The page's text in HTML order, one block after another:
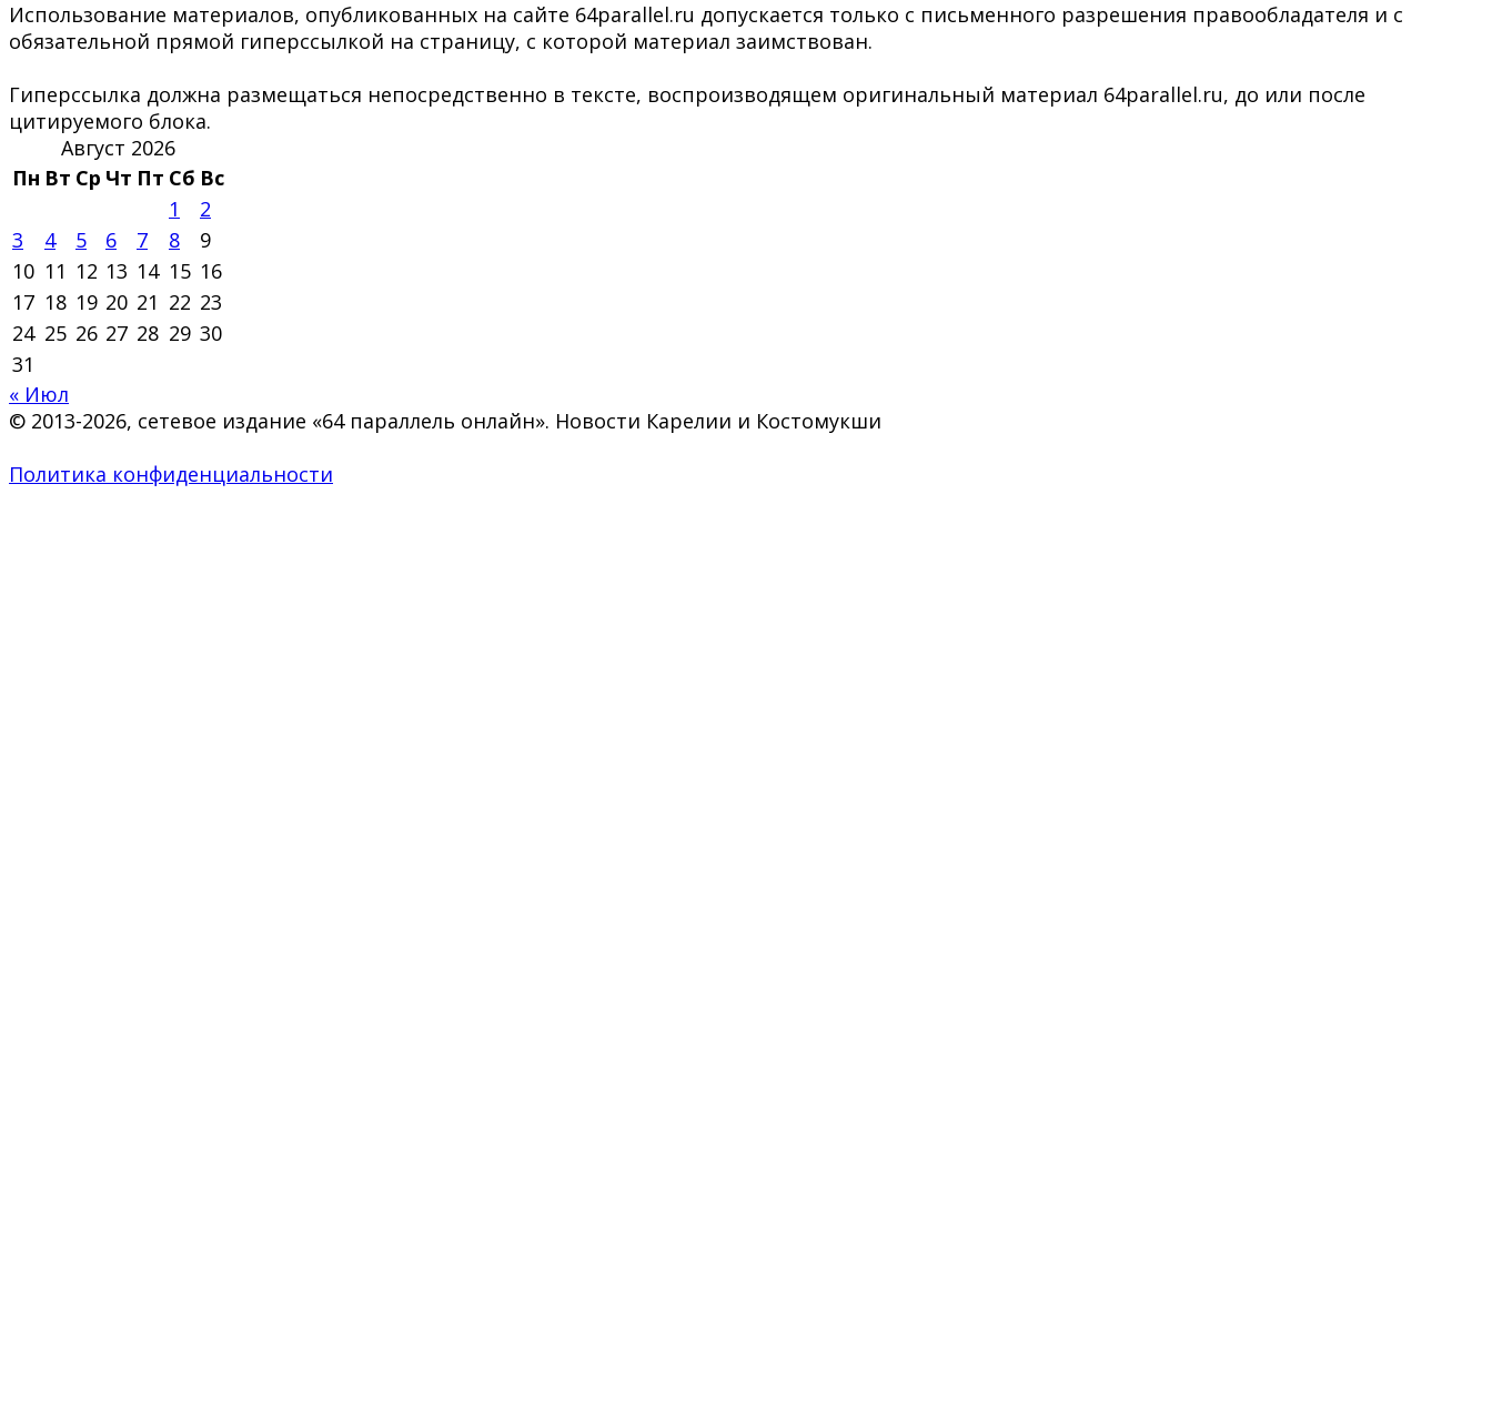
Использование материалов, опубликованных на сайте 64parallel.ru допускается только с письменного разрешения правообладателя и с
обязательной прямой гиперссылкой на страницу, с которой материал заимствован.
Гиперссылка должна размещаться непосредственно в тексте, воспроизводящем оригинальный материал 64parallel.ru, до или после
цитируемого блока.
Август 2026
Пн Вт Ср Чт Пт Сб Вс
1
2
3
4 5 6 7 8
9
10 11 12 13 14 15 16
17 18 19 20 21 22 23
24 25 26 27 28 29 30
31
« Июл
© 2013-2026, сетевое издание «64 параллель онлайн». Новости Карелии и Костомукши
Политика конфиденциальности